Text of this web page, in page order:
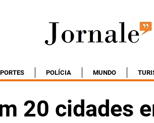
POLÍCIA MUNDO
20 cidades